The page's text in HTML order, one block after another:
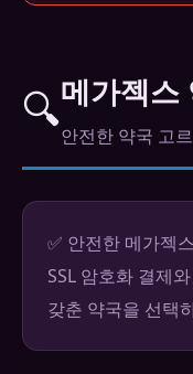
🔍메가젝스
안전한 약국 고
✅ 안전한 메가젝
SSL 암호화 결제
갖춘 약국을 선택